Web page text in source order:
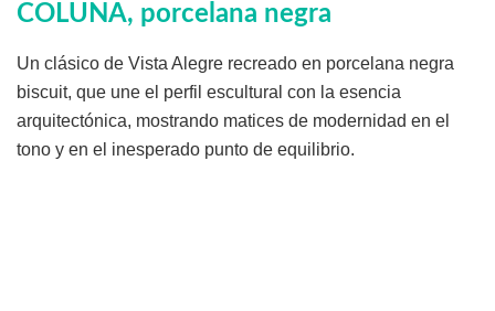
COLUNA, porcelana negra
Un clásico de Vista Alegre recreado en porcelana negra
biscuit, que une el perfil escultural con la esencia
arquitectónica, mostrando matices de modernidad en el
tono y en el inesperado punto de equilibrio.